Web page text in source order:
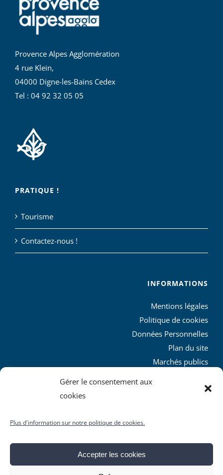
Gérer le consentement aux
cookies
Plus d'information sur notre politique de cookies.
Accepter les cookies
Provence Alpes Agglomération
4 rue Klein,
04000 Digne-les-Bains Cedex
Tel : 04 92 32 05 05
PRATIQUE !
Tourisme
Contactez-nous !
INFORMATIONS
Mentions légales
Politique de cookies
Données Personnelles
Plan du site
Marchés publics
L’agglo recrute